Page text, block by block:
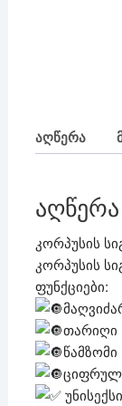
აღწერა
აღწერა
კორპუსის
კორპუსის
ფუნქციები:
თარიღი
წამზომი
უნისექსი